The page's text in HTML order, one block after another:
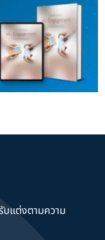
บแต่งตามความ